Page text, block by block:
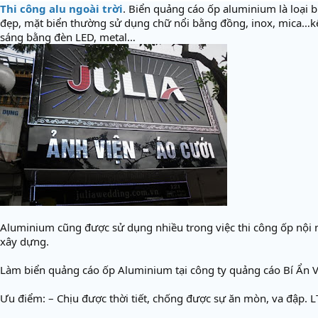
Thi công alu ngoài trời. Biển quảng cáo ốp aluminium là loại
đẹp, mặt biển thường sử dụng chữ nổi bằng đồng, inox,
sáng bằng đèn LED, metal…
Aluminium cũng được sử dụng nhiều trong việc thi công ốp nội
xây dựng.
Làm biển quảng cáo ốp Aluminium tại công ty quảng cáo Bí Ẩn
Ưu điểm: – Chịu được thời tiết, chống được sự ăn mòn, va đập.